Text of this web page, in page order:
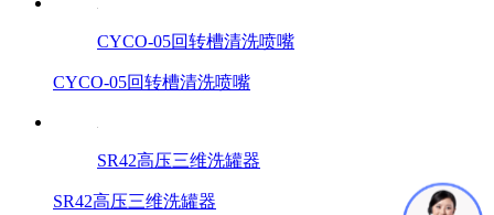
CYCO-05回转槽清洗喷嘴
CYCO-05回转槽清洗喷嘴
SR42高压三维洗罐器
SR42高压三维洗罐器